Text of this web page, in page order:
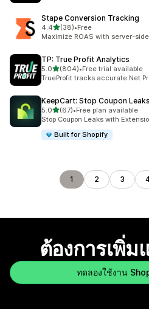
Stape Conversion Tracking
4.4เต็ม 5 ดาว
(38)
ทั้งหมด 38 รีวิว
•Free
Maximize ROAS with server-
TP: True Profit Analytics
5.0เต็ม 5 ดาว
(804)
ทั้งหมด 804 รีวิว
•Free trial available
TrueProfit tracks accurate Net
KeepCart: Stop Coupon Leaks
5.0เต็ม 5 ดาว
(67)
ทั้งหมด 67 รีวิว
•Free plan available
Stop Coupon Leaks with
Built for Shopify
1 2 3
ต้องการเพิ่ม
ทดลองใช้งาน